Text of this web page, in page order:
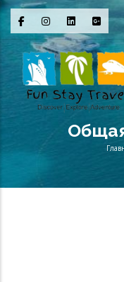
Перейти
основному
содержанию